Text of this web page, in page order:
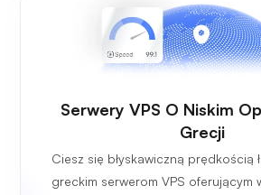
Serwery VPS O Niskim
Grecji
Ciesz się błyskawiczną prędkością
greckim serwerom VPS oferującym